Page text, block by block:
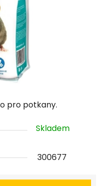
pro potkany.
Skladem
300677